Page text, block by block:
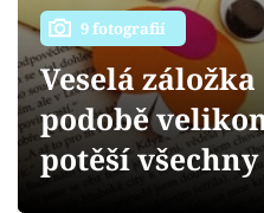
Přihlášení
Sledujte nás
9 fotografií
Veselá
podobě
potěší